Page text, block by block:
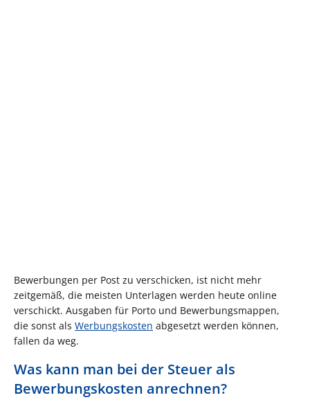
Bewerbungen per Post zu verschicken, ist nicht mehr
zeitgemäß, die meisten Unterlagen werden heute online
verschickt. Ausgaben für Porto und Bewerbungsmappen,
die sonst als Werbungskosten abgesetzt werden können,
fallen da weg.
Was kann man bei der Steuer als
Bewerbungskosten anrechnen?